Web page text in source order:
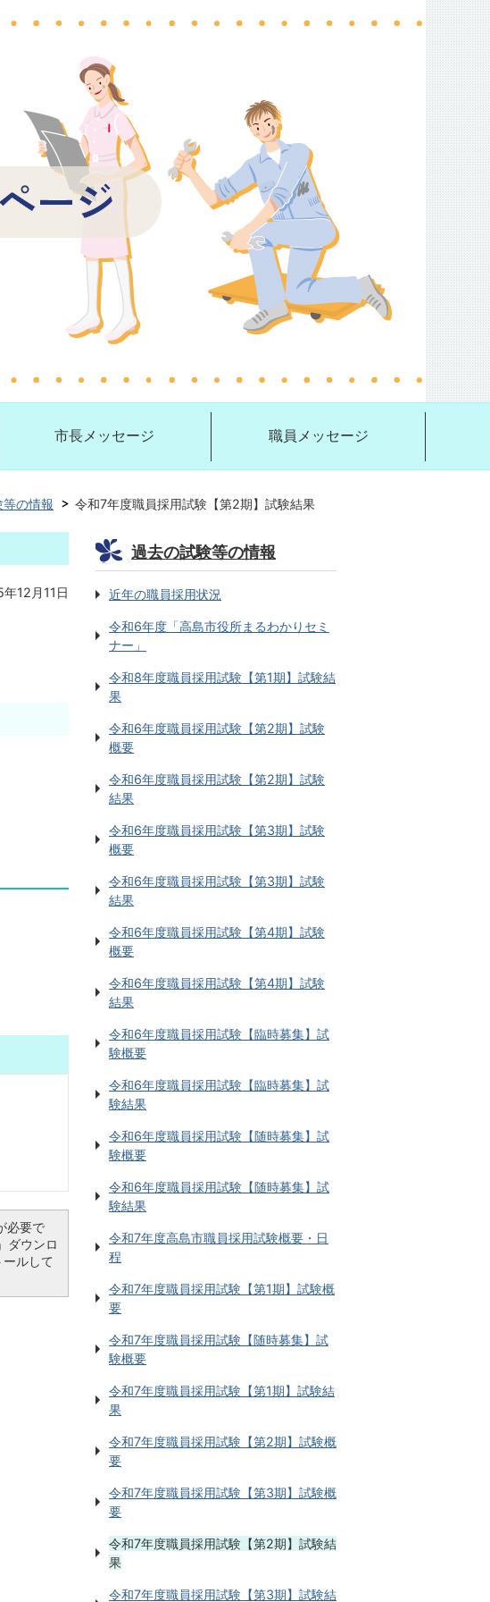
市長メッセージ 職員メッセージ
の情報 令和7年度職員採用試験【第2期】試験結果
12月11日
必要で
ダウンロ
ルして
過去の試験等の情報
近年の職員採用状況
令和6年度「高島市役所まるわかりセミ
ナー」
令和8年度職員採用試験【第1期】試験結
果
令和6年度職員採用試験【第2期】試験
概要
令和6年度職員採用試験【第2期】試験
結果
令和6年度職員採用試験【第3期】試験
概要
令和6年度職員採用試験【第3期】試験
結果
令和6年度職員採用試験【第4期】試験
概要
令和6年度職員採用試験【第4期】試験
結果
令和6年度職員採用試験【臨時募集】試
験概要
令和6年度職員採用試験【臨時募集】試
験結果
令和6年度職員採用試験【随時募集】試
験概要
令和6年度職員採用試験【随時募集】試
験結果
令和7年度高島市職員採用試験概要・日
程
令和7年度職員採用試験【第1期】試験概
要
令和7年度職員採用試験【随時募集】試
験概要
令和7年度職員採用試験【第1期】試験結
果
令和7年度職員採用試験【第2期】試験概
要
令和7年度職員採用試験【第3期】試験概
要
令和7年度職員採用試験【第2期】試験結
果
令和7年度職員採用試験【第3期】試験結